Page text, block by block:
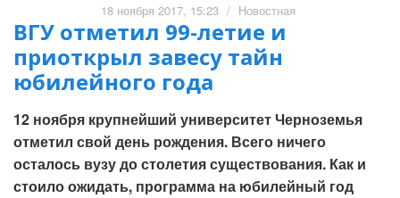
18 ноября 2017, 15:23 / Новостная
ВГУ отметил 99-летие и
приоткрыл завесу тайн
юбилейного года
12 ноября крупнейший университет Черноземья
отметил свой день рождения. Всего ничего
осталось вузу до столетия существования. Как и
стоило ожидать, программа на юбилейный год